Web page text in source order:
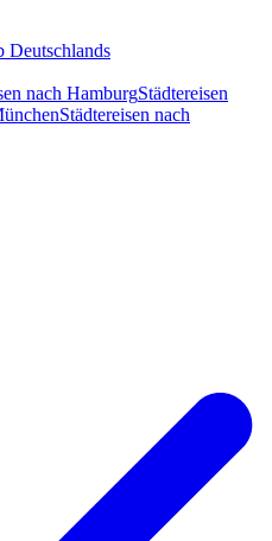
Deutschlands
nach HamburgStädtereisen
Städtereisen nach